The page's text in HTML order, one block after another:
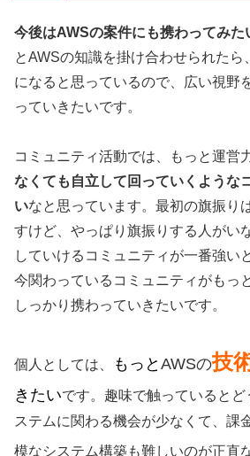
今後はAWSの案件にも携わってみた
とAWSの知識を掛け合わせられたら
になると思っているので、広い視野
っていきたいです。
コミュニティ活動では、もっと運営
なくても自立して回っていくような
いなと思っています。最初の旗振り
すけど、やっぱり旗振りする人がい
していけるコミュニティが一番強い
今関わっているコミュニティがもっ
しっかり携わっていきたいです。
個人としては、 もっと AWSの技
きたいです。趣味で触っていると
ステムに関わる機会が少なくて、課
模なシステム構築も難しいのが正直